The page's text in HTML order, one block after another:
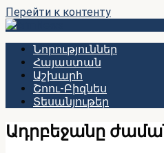
Перейти к контенту
Նորություններ
Հայաստան
Աշխարհ
Շոու-Բիզնես
Տեսանյութեր
Ադրբեջանը